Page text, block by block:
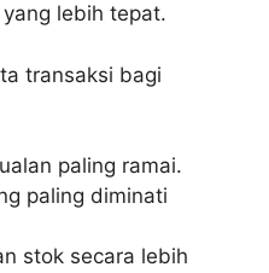
lebih tepat.
transaksi bagi
paling ramai.
paling diminati
stok secara lebih